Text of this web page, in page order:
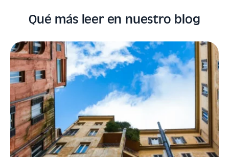
Qué más leer en nuestro blog